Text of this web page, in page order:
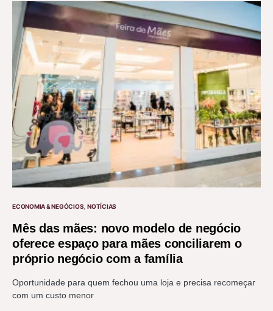
ECONOMIA & NEGÓCIOS NOTÍCIAS
Mês das mães: novo modelo de negócio
oferece espaço para mães conciliarem o
próprio negócio com a família
Oportunidade para quem fechou uma loja e precisa recomeçar
com um custo menor